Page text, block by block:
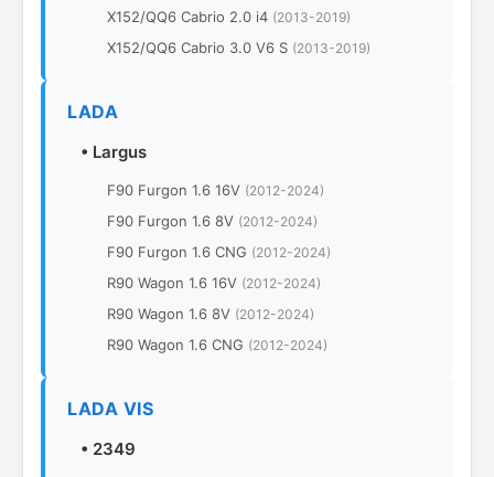
X152/QQ6 Cabrio 2.0 i4 (2013-2019)
X152/QQ6 Cabrio 3.0 V6 S (2013-2019)
LADA
• Largus
F90 Furgon 1.6 16V (2012-2024)
F90 Furgon 1.6 8V (2012-2024)
F90 Furgon 1.6 CNG (2012-2024)
R90 Wagon 1.6 16V (2012-2024)
R90 Wagon 1.6 8V (2012-2024)
R90 Wagon 1.6 CNG (2012-2024)
LADA VIS
• 2349